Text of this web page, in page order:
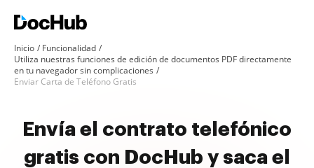
Inicio
Funcionalidad
Utiliza nuestras funciones de edición de documentos PDF directamente
en tu navegador sin complicaciones
Enviar Carta de Teléfono Gratis
Envía el contrato telefónico
gratis con DocHub y saca el